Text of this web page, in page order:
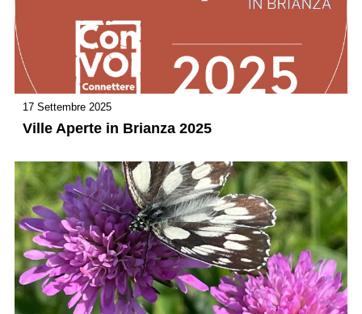
17 Settembre 2025
Ville Aperte in Brianza 2025